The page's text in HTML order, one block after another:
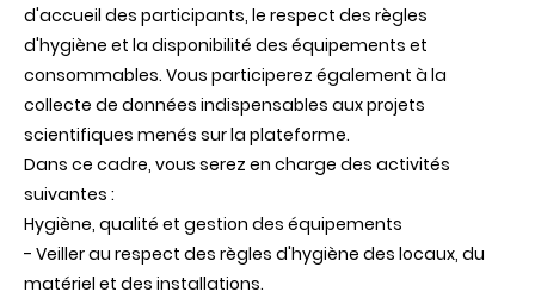
d'accueil des participants, le respect des règles
d'hygiène et la disponibilité des équipements et
consommables. Vous participerez également à la
collecte de données indispensables aux projets
scientifiques menés sur la plateforme.
Dans ce cadre, vous serez en charge des activités
suivantes :
Hygiène, qualité et gestion des équipements
- Veiller au respect des règles d'hygiène des locaux, du
matériel et des installations.